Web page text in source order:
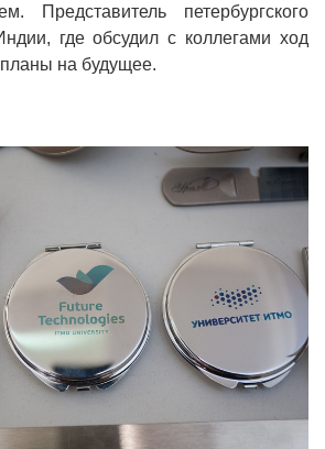
Представитель петербургского
где обсудил с коллегами ход
на будущее.